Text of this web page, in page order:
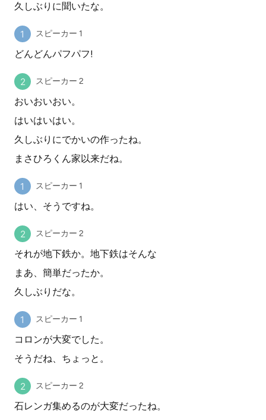
久しぶりに聞いたな。
スピーカー 1
どんどんパフパフ!
スピーカー 2
おいおいおい。
はいはいはい。
久しぶりにでかいの作ったね。
まさひろくん家以来だね。
スピーカー 1
はい、そうですね。
スピーカー 2
それが地下鉄か。地下鉄はそんな
まあ、簡単だったか。
久しぶりだな。
スピーカー 1
コロンが大変でした。
そうだね、ちょっと。
スピーカー 2
石レンガ集めるのが大変だったね。